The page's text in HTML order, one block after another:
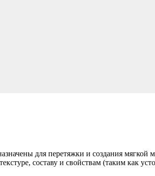
для перетяжки и создания
составу и свойствам (таким как